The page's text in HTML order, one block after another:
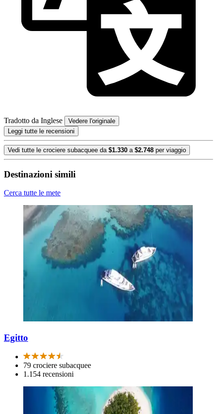
Tradotto da Inglese
Vedere l'originale
Leggi tutte le recensioni
Vedi tutte le crociere subacquee da $1.330 a $2.748 per viaggio
Destinazioni simili
Cerca tutte le mete
Egitto
79 crociere subacquee
1.154 recensioni